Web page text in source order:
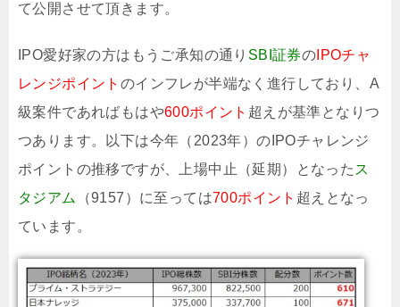
て公開させて頂きます。
IPO愛好家の方はもうご承知の通り SBI証券の IPOチャ
レンジポイント のインフレが半端なく進行しており、A
級案件であればもはや600ポイント 超えが基準となりつ
つあります。以下は今年（2023年）のIPOチャレンジ
ポイントの推移ですが、上場中止（延期）となった ス
タジアム
（9157）に至っては700ポイント 超えとなっ
ています。